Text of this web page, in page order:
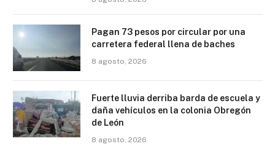
Pagan 73 pesos por circular por una
carretera federal llena de baches
8 agosto, 2026
Fuerte lluvia derriba barda de escuela y
daña vehículos en la colonia Obregón
de León
8 agosto, 2026